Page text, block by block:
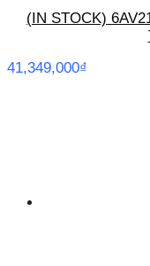
(IN STOCK)
41,349,000₫